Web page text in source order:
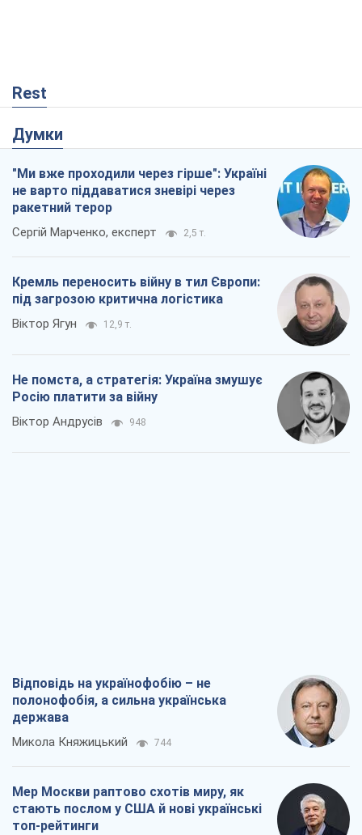
Rest
Думки
"Ми вже проходили через гірше": Україні
не варто піддаватися зневірі через
ракетний терор
Сергій Марченко, експерт 2,5 т.
Кремль переносить війну в тил Європи:
під загрозою критична логістика
Віктор Ягун 12,9 т.
Не помста, а стратегія: Україна змушує
Росію платити за війну
Віктор Андрусів 948
Відповідь на українофобію – не
полонофобія, а сильна українська
держава
Микола Княжицький 744
Мер Москви раптово схотів миру, як
стають послом у США й нові українські
топ-рейтинги